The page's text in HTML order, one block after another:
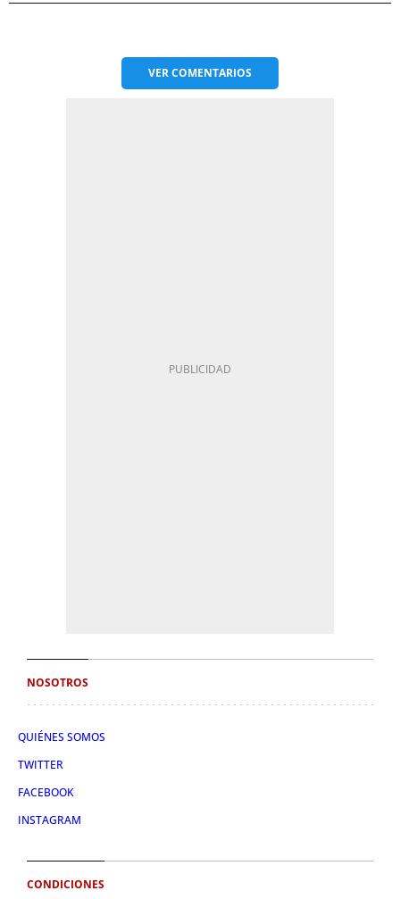
VERCOMENTARIOS
NOSOTROS
QUIÉNES SOMOS
TWITTER
FACEBOOK
INSTAGRAM
CONDICIONES